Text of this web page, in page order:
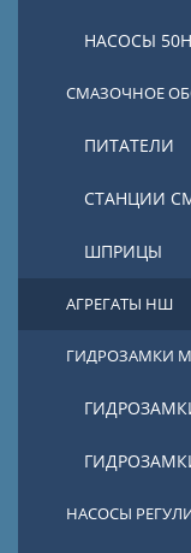
НАСОСЫ
СМАЗОЧНОЕ
ПИТАТЕЛИ
СТАНЦИИ
ШПРИЦЫ
АГРЕГАТЫ НШ
ГИДРОЗАМКИ
НАСОСЫ